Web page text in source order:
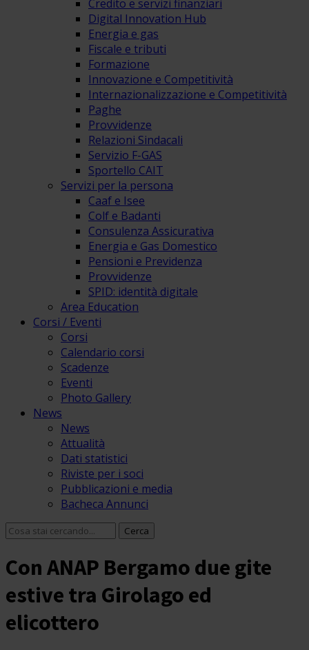
Credito e servizi finanziari
Digital Innovation Hub
Energia e gas
Fiscale e tributi
Formazione
Innovazione e Competitività
Internazionalizzazione e Competitività
Paghe
Provvidenze
Relazioni Sindacali
Servizio F-GAS
Sportello CAIT
Servizi per la persona
Caaf e Isee
Colf e Badanti
Consulenza Assicurativa
Energia e Gas Domestico
Pensioni e Previdenza
Provvidenze
SPID: identità digitale
Area Education
Corsi / Eventi
Corsi
Calendario corsi
Scadenze
Eventi
Photo Gallery
News
News
Attualità
Dati statistici
Riviste per i soci
Pubblicazioni e media
Bacheca Annunci
Con ANAP Bergamo due gite
estive tra Girolago ed
elicottero